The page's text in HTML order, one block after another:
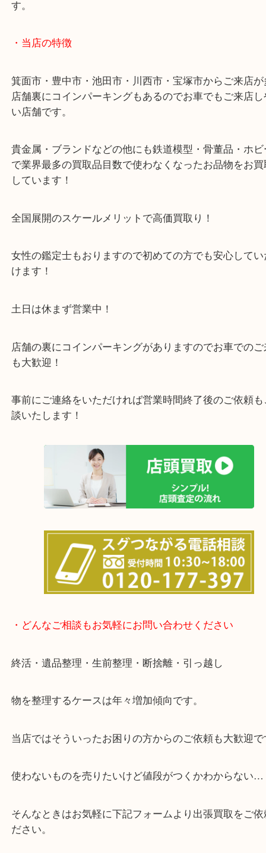
い。
※金券・両替を除くご成約者様へ無料チケットお配
・当店の特徴
店舗裏にコインパーキングもあるのでお車でもご来
貴金属・ブランドなどの他にも鉄道模型・骨董品・
しています！
全国展開のスケールメリットで高価買取り！
女性の鑑定士もおりますので初めての方でも安心し
けます！
土日は休まず営業中！
店舗の裏にコインパーキングがありますのでお車
も大歓迎！
事前にご連絡をいただければ営業時間終了後のご
談いたします！
終活・遺品整理・生前整理・断捨離・引っ越し